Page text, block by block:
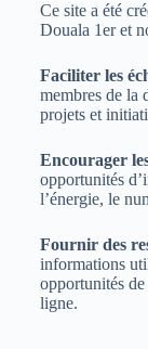
Ce site a été
Douala 1er et
Faciliter les
membres de la
projets et
Encourager
opportunités
l’énergie, le
Fournir des
informations
opportunités
ligne.